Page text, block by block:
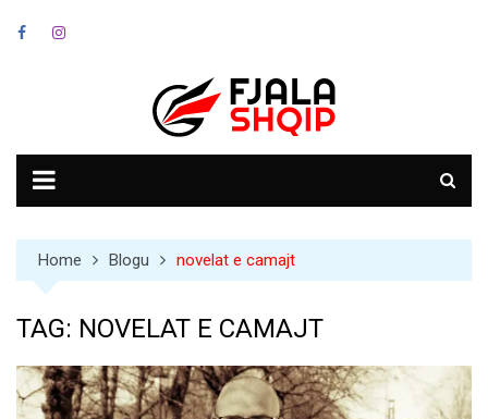
Home Blogu novelat e camajt
TAG: NOVELAT E CAMAJT